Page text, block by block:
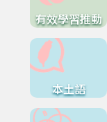
有效學習推動
本土語